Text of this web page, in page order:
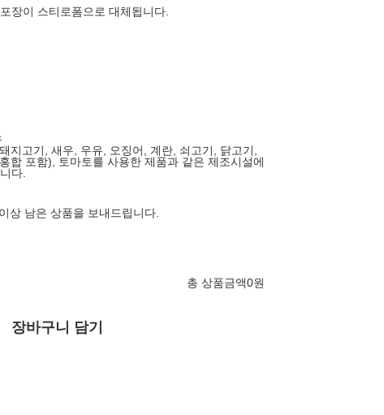
장이 스티로폼으로 대체됩니다.
지고기, 새우, 우유, 오징어, 계란, 쇠고기, 닭고기,
합 포함), 토마토를 사용한 제품과 같은 제조시설에
다.
상 남은 상품을 보내드립니다.
총 상품금액0원
장바구니 담기